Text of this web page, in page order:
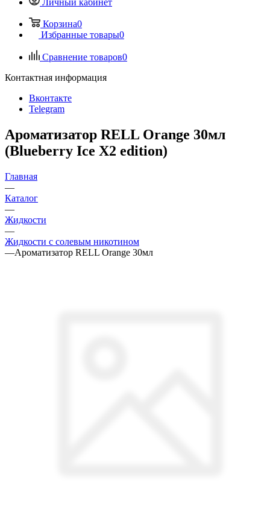
Личный кабинет
Корзина0
Избранные товары0
Сравнение товаров0
Контактная информация
Вконтакте
Telegram
Ароматизатор RELL Orange 30мл
(Blueberry Ice X2 edition)
Главная
—
Каталог
—
Жидкости
—
Жидкости с солевым никотином
—Ароматизатор RELL Orange 30мл